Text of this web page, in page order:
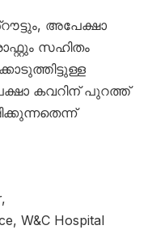
അപേക്ഷാ
സഹിതം
കവറിന് പുറത്ത്
W&C Hospital